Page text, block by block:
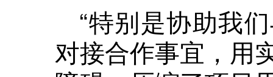
“特别是协助我
对接合作事宜，用